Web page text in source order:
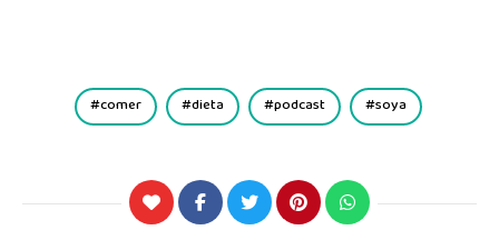
comer dieta podcast soya